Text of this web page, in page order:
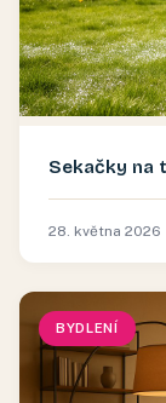
Sekačky na
28. května 2026
BYDLENÍ